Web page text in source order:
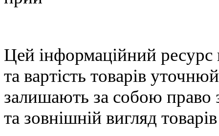
Цей інформаційний
та вартість товарів
залишають за собою право
та зовнішній вигляд